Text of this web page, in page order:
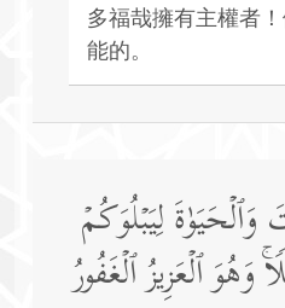
多福哉擁有主權者
能的。
لِیَبۡلُوَكُمۡ
ٱلۡعَزِیزُ ٱلۡغَفُورُ